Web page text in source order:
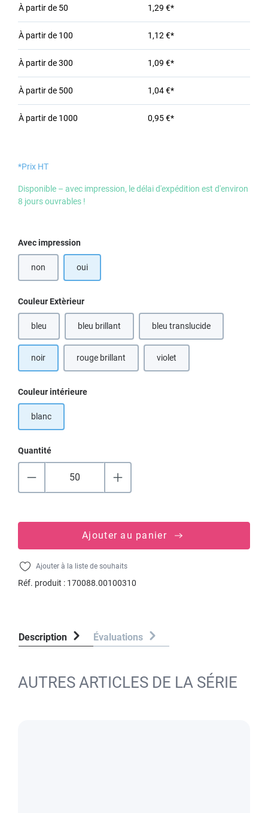
À partir de 50 1,29 €*
À partir de 100 1,12 €*
À partir de300 1,09 €*
À partir de 500 1,04 €*
À partir de 1000 0,95 €*
*Prix HT
Disponible – avec impression, le délai d'expédition est d'environ
8 jours ouvrables !
Sélectionnez
Avec impression
non oui
Sélectionnez
Couleur Extèrieur
bleu bleu brillant bleu translucide
noir rouge brillant violet
Sélectionnez
Couleur intérieure
blanc
Quantité
Ajouter au panier
Ajouter à la liste de souhaits
Réf. produit : 170088.00100310
Description Évaluations
AUTRES ARTICLES DE LA SÉRIE